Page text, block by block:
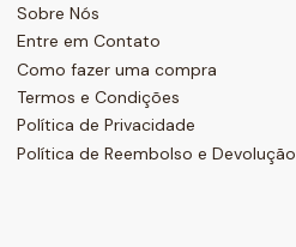
Sobre Nós
Entre em Contato
Como fazer uma compra
Termos e Condições
Política de Privacidade
Política de Reembolso e Devolução